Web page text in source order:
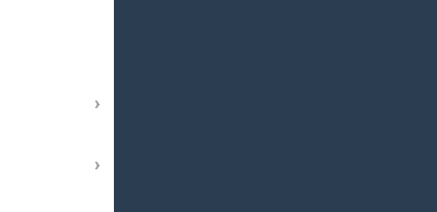
›
›